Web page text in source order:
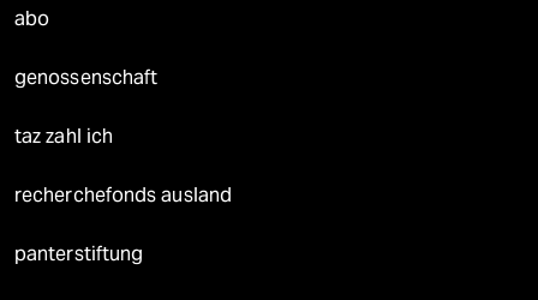
abo
genossenschaft
taz zahl ich
recherchefonds ausland
panterstiftung